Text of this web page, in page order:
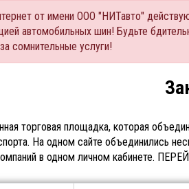
от имени ООО "НИТавто"
автомобильных шин! Будьте
сомнительные услуги!
торговая площадка, которая
На одном сайте объединились
в одном личном кабинете.